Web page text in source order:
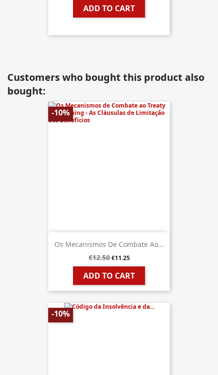
ADD TO CART
Customers who bought this product also
bought:
Os Mecanismos De Combate Ao...
€12.50 €11.25
ADD TO CART
-10%
-10%